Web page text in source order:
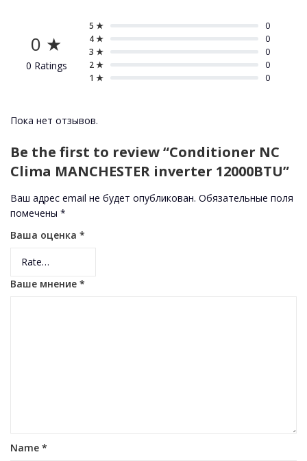
0 ★
0 Ratings
5 ★
0
4 ★
0
3 ★
0
2 ★
0
1 ★
0
Пока нет отзывов.
Be the first to review “Conditioner NC
Clima MANCHESTER inverter 12000BTU”
Ваш адрес email не будет опубликован. Обязательные поля
помечены *
Ваша оценка *
Ваше мнение *
Name *